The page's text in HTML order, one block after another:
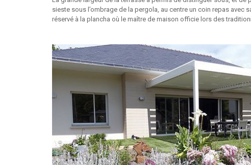
sieste sous l’ombrage de la pergola, au centre un coin repas avec
réservé à la plancha où le maître de maison officie lors des